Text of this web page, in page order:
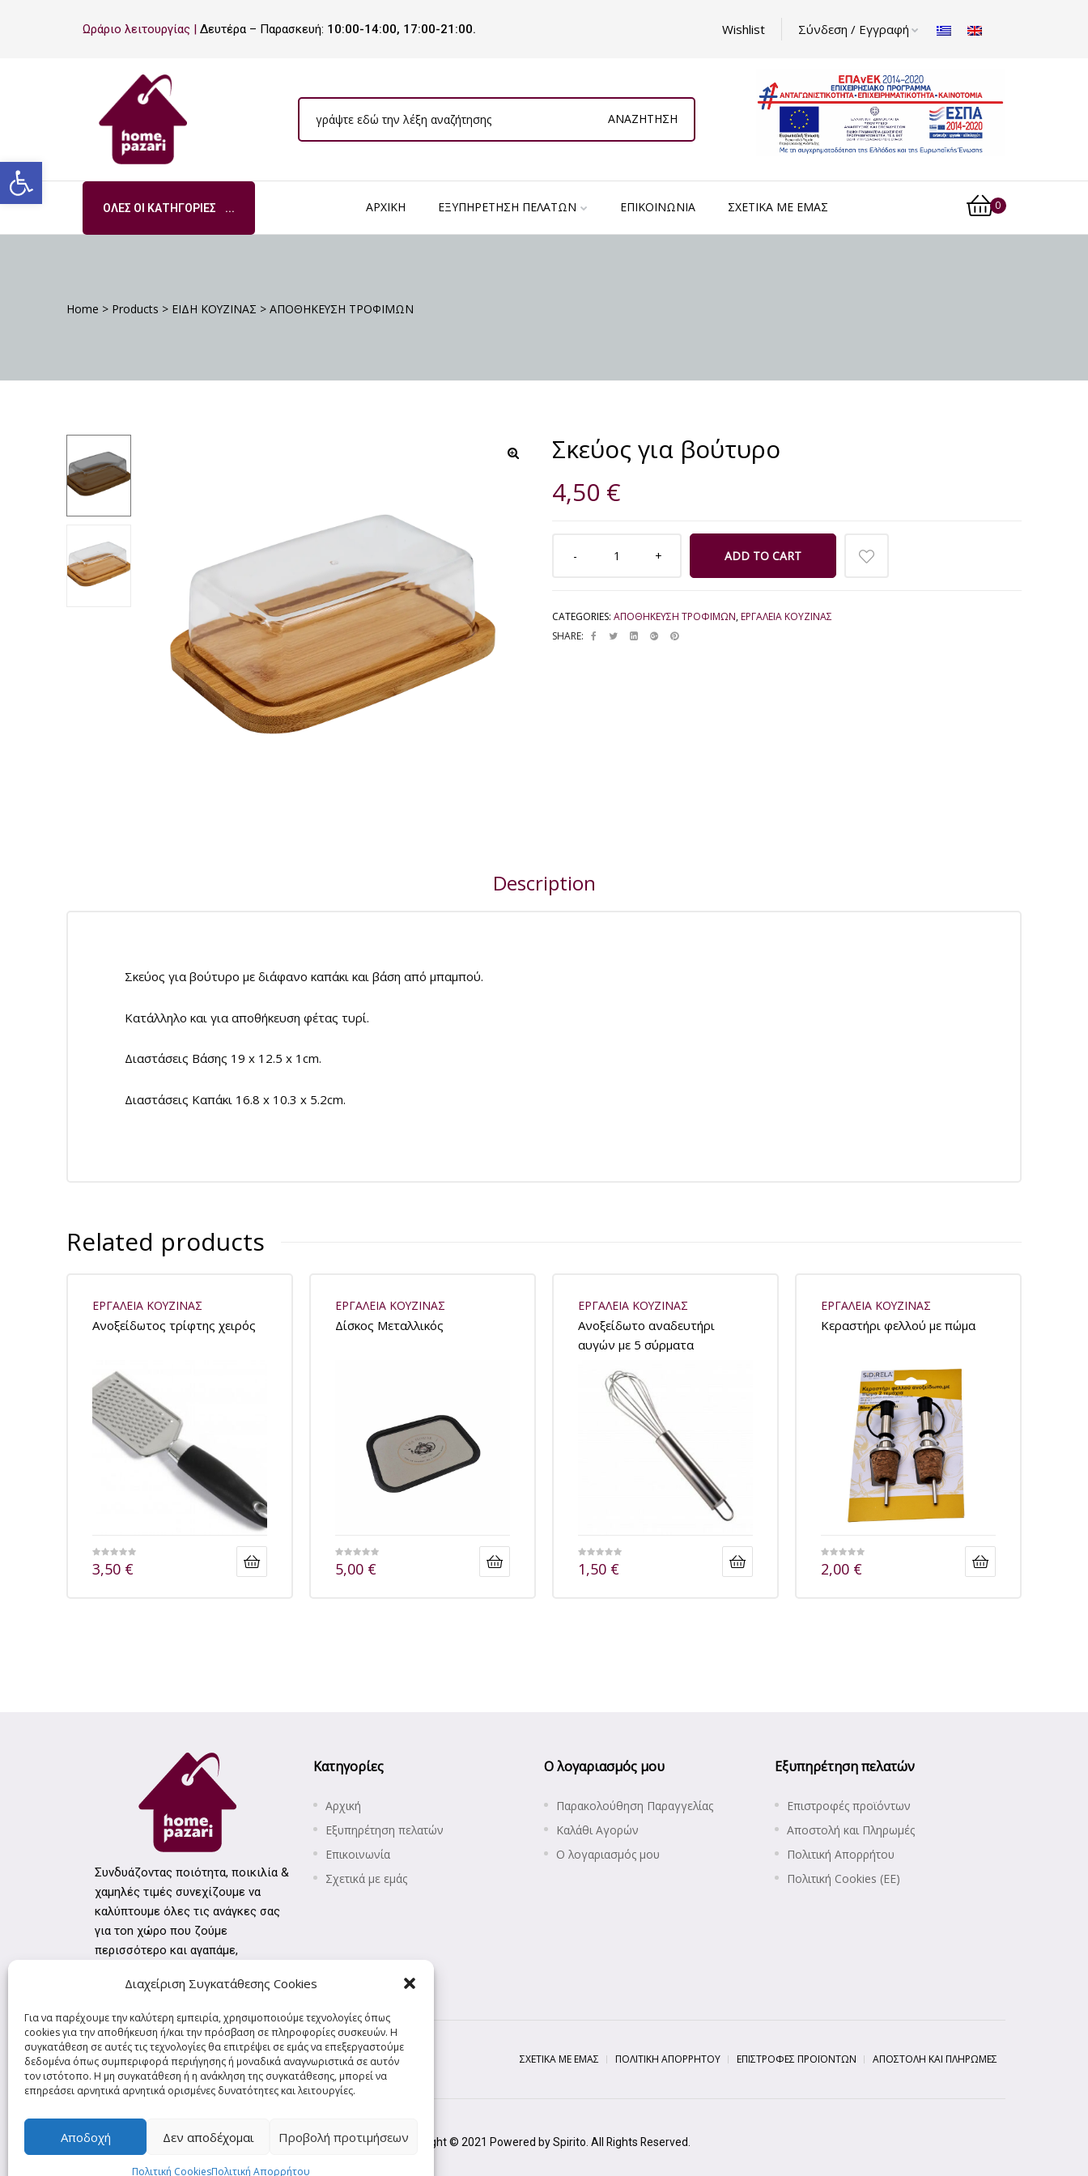
Ανοίξτε τη γραμμή εργαλείων
Διαχείριση Συγκατάθεσης Cookies
Για να παρέχουμε την καλύτερη εμπειρία, χρησιμοποιούμε τεχνολογίες όπως
cookies για την αποθήκευση ή/και την πρόσβαση σε πληροφορίες συσκευών. Η
συγκατάθεση σε αυτές τις τεχνολογίες θα επιτρέψει σε εμάς να επεξεργαστούμε
δεδομένα όπως συμπεριφορά περιήγησης ή μοναδικά αναγνωριστικά σε αυτόν
τον ιστότοπο. Η μη συγκατάθεση ή η ανάκληση της συγκατάθεσης, μπορεί να
επηρεάσει αρνητικά αρνητικά ορισμένες δυνατότητες και λειτουργίες.
Αποδοχή Δεν αποδέχομαι Προβολή προτιμήσεων
Πολιτική CookiesΠολιτική Απορρήτου
Ωράριο λειτουργίας | Δευτέρα – Παρασκευή: 10:00-14:00, 17:00-21:00. Wishlist Σύνδεση / Εγγραφή
ΑΝΑΖΉΤΗΣΗ
ΌΛΕΣ ΟΙ ΚΑΤΗΓΟΡΊΕΣ ΑΡΧΙΚΉ ΕΞΥΠΗΡΈΤΗΣΗ ΠΕΛΑΤΏΝ ΕΠΙΚΟΙΝΩΝΊΑ ΣΧΕΤΙΚΆ ΜΕ ΕΜΆΣ 0
Home > Products > ΕΙΔΗ ΚΟΥΖΙΝΑΣ > ΑΠΟΘΗΚΕΥΣΗ ΤΡΟΦΙΜΩΝ
Σκεύος για βούτυρο
4,50 €
ADD TO CART
CATEGORIES: ΑΠΟΘΗΚΕΥΣΗ ΤΡΟΦΙΜΩΝ,ΕΡΓΑΛΕΙΑ ΚΟΥΖΙΝΑΣ
SHARE:
Description
Σκεύος για βούτυρο με διάφανο καπάκι και βάση από μπαμπού.
Κατάλληλο και για αποθήκευση φέτας τυρί.
Διαστάσεις Βάσης 19 x 12.5 x 1cm.
Διαστάσεις Kαπάκι 16.8 x 10.3 x 5.2cm.
Related products
ΕΡΓΑΛΕΙΑ ΚΟΥΖΙΝΑΣ
Ανοξείδωτος τρίφτης χειρός
3,50 €
ΕΡΓΑΛΕΙΑ ΚΟΥΖΙΝΑΣ
Δίσκος Μεταλλικός
5,00 €
ΕΡΓΑΛΕΙΑ ΚΟΥΖΙΝΑΣ
Ανοξείδωτο αναδευτήρι
αυγών με 5 σύρματα
1,50 €
ΕΡΓΑΛΕΙΑ ΚΟΥΖΙΝΑΣ
Κεραστήρι φελλού με πώμα
2,00 €
Συνδυάζοντας ποιότητα, ποικιλία &
χαμηλές τιμές συνεχίζουμε να
καλύπτουμε όλες τις ανάγκες σας
για τοn χώρο που ζούμε
περισσότερο και αγαπάμε,
Κατηγορίες
Αρχική
Εξυπηρέτηση πελατών
Επικοινωνία
Σχετικά με εμάς
Ο λογαριασμός μου
Παρακολούθηση Παραγγελίας
Καλάθι Αγορών
Ο λογαριασμός μου
Εξυπηρέτηση πελατών
Επιστροφές προϊόντων
Αποστολή και Πληρωμές
Πολιτική Απορρήτου
Πολιτική Cookies (ΕΕ)
ΣΧΕΤΙΚΆ ΜΕ ΕΜΆΣ ΠΟΛΙΤΙΚΉ ΑΠΟΡΡΉΤΟΥ ΕΠΙΣΤΡΟΦΈΣ ΠΡΟΪΌΝΤΩΝ ΑΠΟΣΤΟΛΉ ΚΑΙ ΠΛΗΡΩΜΈΣ
Copyright © 2021 Powered by Spirito. All Rights Reserved.